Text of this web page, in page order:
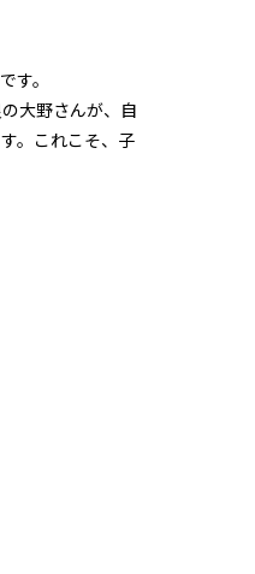
す。
大野さんが、自
。これこそ、子